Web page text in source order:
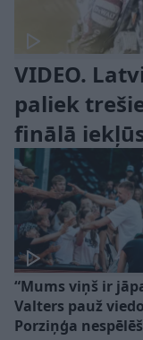
VIDEO.
paliek
finālā
“Mums viņš ir
Valters pauž
Porziņģa